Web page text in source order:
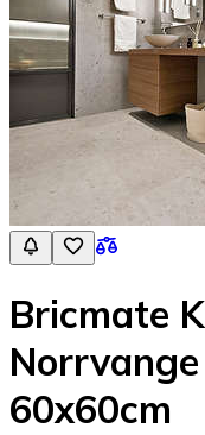
Bricmate
60x60cm